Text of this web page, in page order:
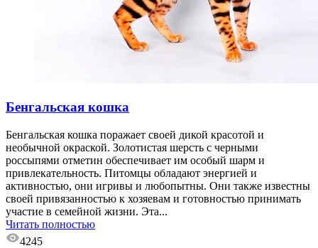
Бенгальская кошка
Бенгальская кошка поражает своей дикой красотой и
необычной окраской. Золотистая шерсть с черными
россыпями отметин обеспечивает им особый шарм и
привлекательность. Питомцы обладают энергией и
активностью, они игривы и любопытны. Они также известны
своей привязанностью к хозяевам и готовностью принимать
участие в семейной жизни. Эта...
Читать полностью
4245